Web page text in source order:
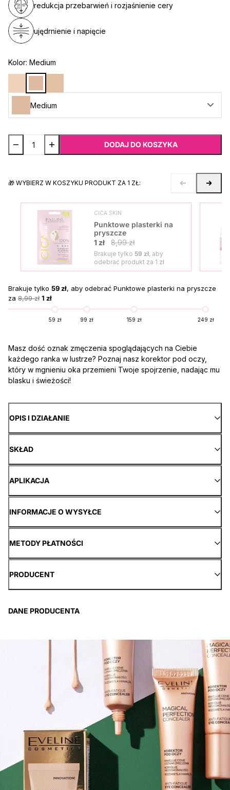
redukcja przebarwień i rozjaśnienie cery
ujędrnienie i napięcie
Kolor: Medium
Medium
DODAJ DO KOSZYKA
🎁 WYBIERZ W KOSZYKU PRODUKT ZA 1 ZŁ:
CICA SKIN
Punktowe plasterki na
pryszcze
1 zł
8,99 zł
Brakuje tylko 59 zł, aby
odebrać produkt za 1 zł
Brakuje tylko 59 zł, aby odebrać Punktowe plasterki na pryszcze
za 8,99 zł 1 zł
59 zł 99 zł 159 zł 249 zł
Masz dość oznak zmęczenia spoglądających na Ciebie
każdego ranka w lustrze? Poznaj nasz korektor pod oczy,
który w mgnieniu oka przemieni Twoje spojrzenie, nadając mu
blasku i świeżości!
OPIS I DZIAŁANIE
SKŁAD
APLIKACJA
INFORMACJE O WYSYŁCE
METODY PŁATNOŚCI
PRODUCENT
DANE PRODUCENTA